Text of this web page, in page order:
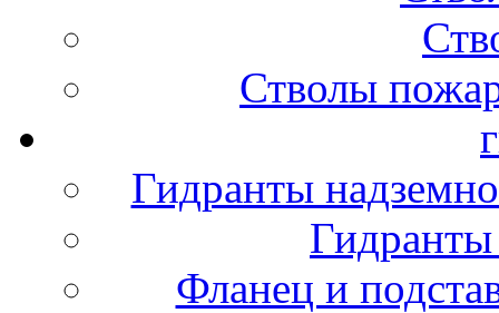
Стволы
Гидранты
Фланец и